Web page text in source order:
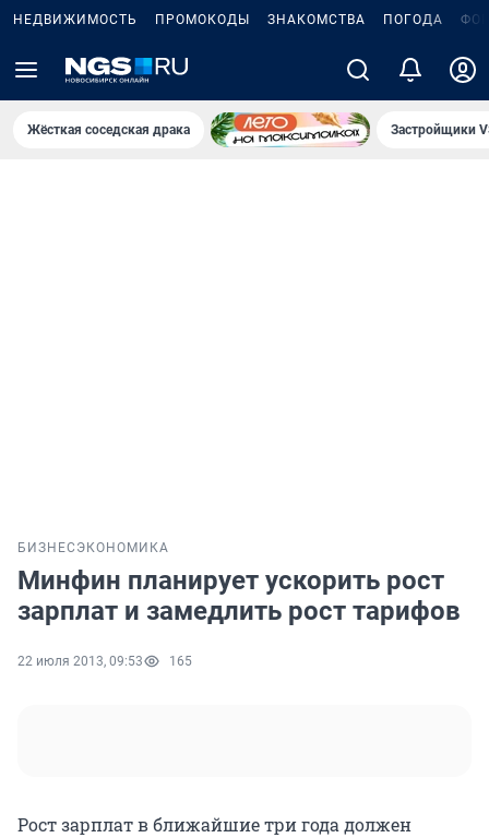
НЕДВИЖИМОСТЬ ПРОМОКОДЫ ЗНАКОМСТВА ПОГОДА
Жёсткая соседская драка Застройщики
БИЗНЕС ЭКОНОМИКА
Минфин планирует ускорить рост
зарплат и замедлить рост тарифов
22 июля 2013, 09:53 165
Рост зарплат в ближайшие три года должен